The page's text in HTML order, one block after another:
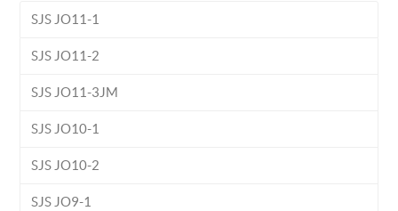
SJS JO11-1
SJS JO11-2
SJS JO11-3JM
SJS JO10-1
SJS JO10-2
SJS JO9-1